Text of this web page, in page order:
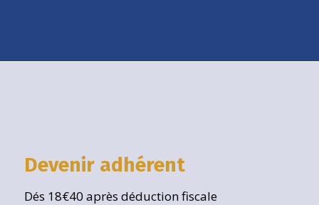
Devenir adhérent
Dés 18€40 après déduction fiscale